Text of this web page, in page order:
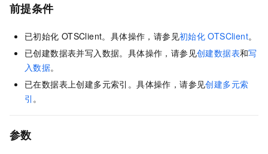
前提条件
已初始化 OTSClient。具体操作，请参见初始化 OTSClient。
已创建数据表并写入数据。具体操作，请参见创建数据表和写
入数据。
已在数据表上创建多元索引。具体操作，请参见创建多元索
引 。
参数